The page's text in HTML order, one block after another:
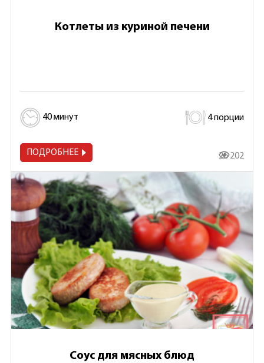
Котлеты из куриной печени
40 минут 4 порции
ПОДРОБНЕЕ 26 202
Соус для мясных блюд